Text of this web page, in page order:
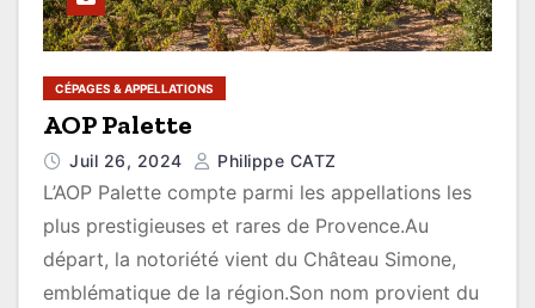
CÉPAGES & APPELLATIONS
AOP Palette
Juil 26, 2024 Philippe CATZ
L’AOP Palette compte parmi les appellations les
plus prestigieuses et rares de Provence.Au
départ, la notoriété vient du Château Simone,
emblématique de la région.Son nom provient du